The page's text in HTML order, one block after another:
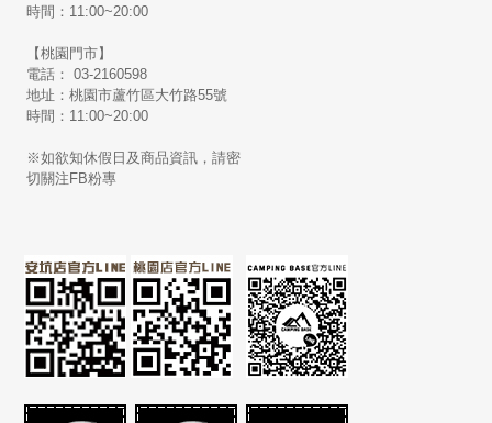
時間：11:00~20:00
【桃園門市】
電話： 03-2160598
地址：桃園市蘆竹區大竹路55號
時間：11:00~20:00
※如欲知休假日及商品資訊，請密
切關注FB粉專